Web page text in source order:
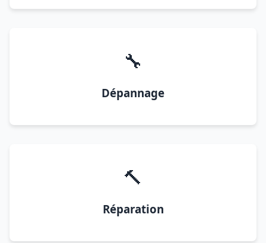
🔧
Dépannage
🔨
Réparation